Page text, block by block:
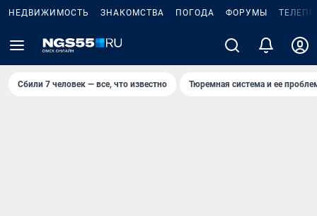
НЕДВИЖИМОСТЬ ЗНАКОМСТВА ПОГОДА ФОРУМЫ
Сбили 7 человек — все, что известно Тюремная система и ее